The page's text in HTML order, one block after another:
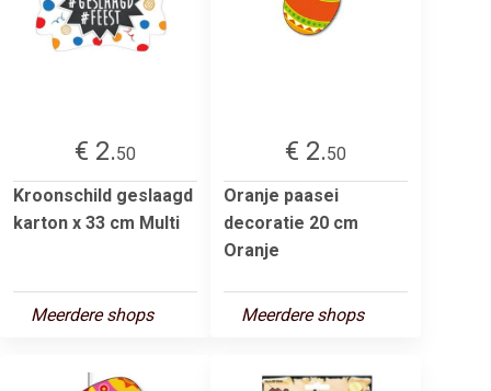
€ 2.50
Kroonschild geslaagd
karton x 33 cm Multi
Meerdere shops
€ 2.50
Oranje paasei
decoratie 20 cm
Oranje
Meerdere shops